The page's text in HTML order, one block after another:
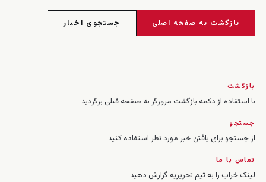
بازگشت به صفحه اصلی جستجوی اخبار
بازگشت
با استفاده از دکمه بازگشت مرورگر به صفحه قبلی برگردید
جستجو
از جستجو برای یافتن خبر مورد نظر استفاده کنید
تماس با ما
لینک خراب را به تیم تحریریه گزارش دهید